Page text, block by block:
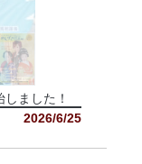
ました！
2026/6/25